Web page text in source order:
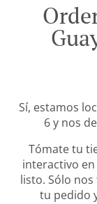
Sí, estamos
6 y nos
Tómate tu
interactivo
listo. Sólo
tu pedido